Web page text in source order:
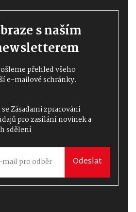
s naším
přehled všeho
e-mailové schránky.
Zásadami zpracování
pro zasílání novinek a
sdělení
Odeslat